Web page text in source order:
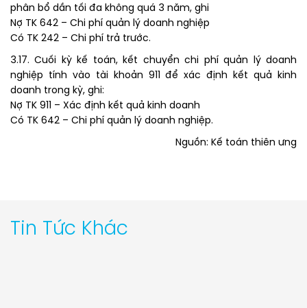
phân bổ dần tối đa không quá 3 năm, ghi
Nợ TK 642 – Chi phí quản lý doanh nghiệp
Có TK 242 – Chi phí trả trước.
3.17. Cuối kỳ kế toán, kết chuyển chi phí quản lý doanh
nghiệp tính vào tài khoản 911 để xác định kết quả kinh
doanh trong kỳ, ghi:
Nợ TK 911 – Xác định kết quả kinh doanh
Có TK 642 – Chi phí quản lý doanh nghiệp.
Nguồn: Kế toán thiên ưng
Tin Tức Khác